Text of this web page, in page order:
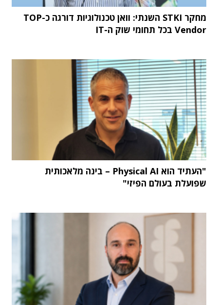
מחקר STKI השנתי: וואן טכנולוגיות דורגה כ-TOP
Vendor בכל תחומי שוק ה-IT
"העתיד הוא Physical AI – בינה מלאכותית
שפועלת בעולם הפיזי"